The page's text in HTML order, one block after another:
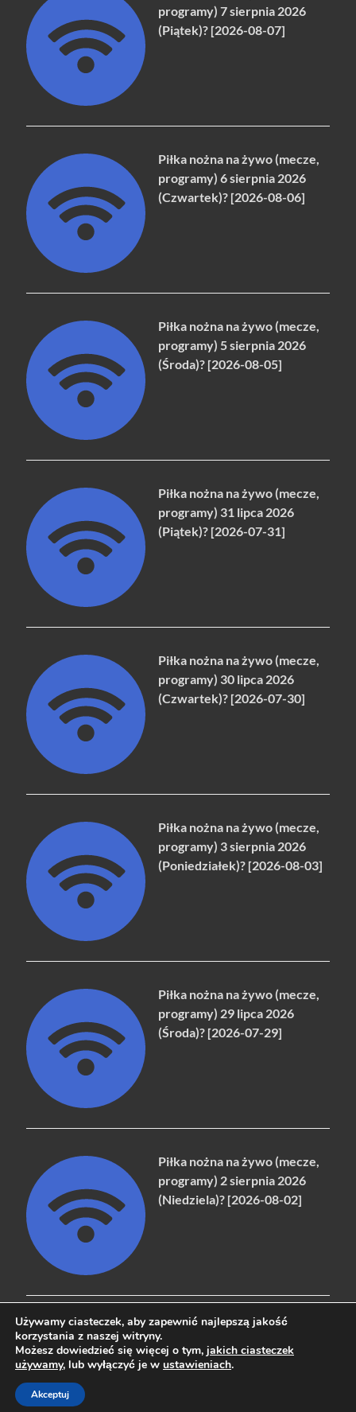
programy) 7 sierpnia 2026
(Piątek)? [2026-08-07]
Piłka nożna na żywo (mecze,
programy) 6 sierpnia 2026
(Czwartek)? [2026-08-06]
Piłka nożna na żywo (mecze,
programy) 5 sierpnia 2026
(Środa)? [2026-08-05]
Piłka nożna na żywo (mecze,
programy) 31 lipca 2026
(Piątek)? [2026-07-31]
Piłka nożna na żywo (mecze,
programy) 30 lipca 2026
(Czwartek)? [2026-07-30]
Piłka nożna na żywo (mecze,
programy) 3 sierpnia 2026
(Poniedziałek)? [2026-08-03]
Piłka nożna na żywo (mecze,
programy) 29 lipca 2026
(Środa)? [2026-07-29]
Piłka nożna na żywo (mecze,
programy) 2 sierpnia 2026
(Niedziela)? [2026-08-02]
Copyright © 2026naziemna.info - Telewizja cyfrowa, Radio,
Powered byWordPress
Używamy ciasteczek, aby zapewnić najlepszą jakość
korzystania z naszej witryny.
Możesz dowiedzieć się więcej o tym, jakich ciasteczek
używamy, lub wyłączyć je w ustawieniach.
Akceptuj